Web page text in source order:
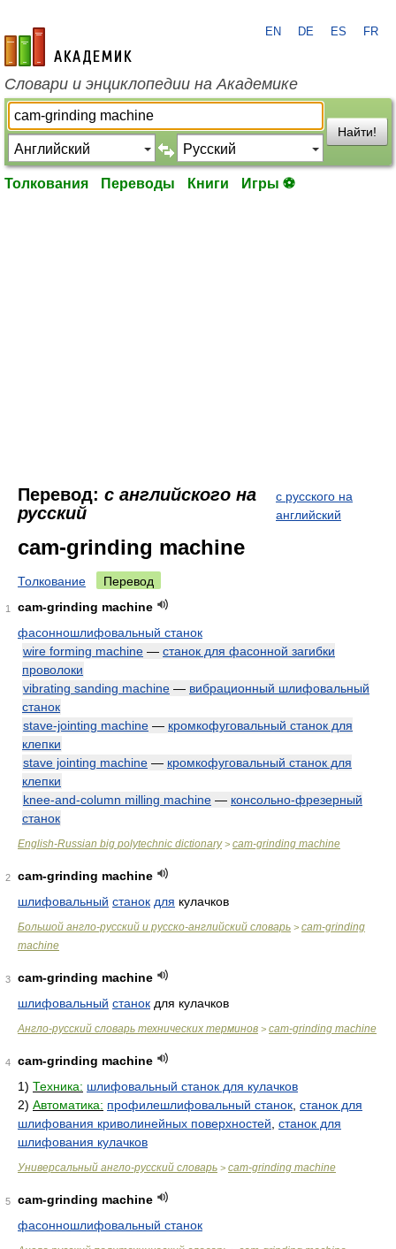
academic.ru
EN DE ES FR
Словари и энциклопедии на Академике
Найти!
Толкования Переводы Книги Игры ⚽
Перевод: с английского на
русский
с русского на
английский
cam-grinding machine
Толкование Перевод
1
cam-grinding machine
фасонношлифовальный станок
wire forming machine — станок для фасонной загибки
проволоки
vibrating sanding machine — вибрационный шлифовальный
станок
stave-jointing machine — кромкофуговальный станок для
клепки
stave jointing machine — кромкофуговальный станок для
клепки
knee-and-column milling machine — консольно-фрезерный
станок
English-Russian big polytechnic dictionary> cam-grinding machine
2
cam-grinding machine
шлифовальный станок для кулачков
Большой англо-русский и русско-английский словарь > cam-grinding
machine
3
cam-grinding machine
шлифовальный станок для кулачков
Англо-русский словарь технических терминов > cam-grinding machine
4
cam-grinding machine
1) Техника: шлифовальный станок для кулачков
2) Автоматика: профилешлифовальный станок станок для
шлифования криволинейных поверхностей станок для
шлифования кулачков
Универсальный англо-русский словарь > cam-grinding machine
5
cam-grinding machine
фасонношлифовальный станок